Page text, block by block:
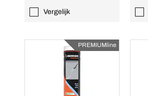
Vergelijk
PREMIUMline